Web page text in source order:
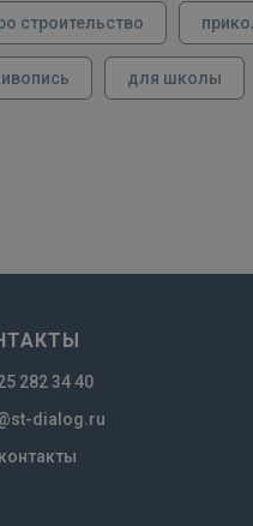
строительство
для школы
282 34 40
dialog.ru